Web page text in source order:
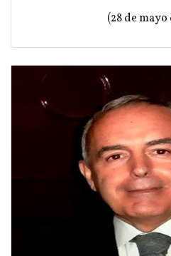
(28 de mayo